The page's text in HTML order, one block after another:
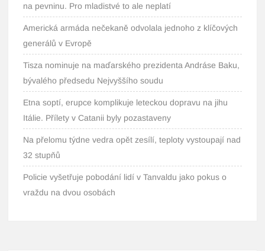
na pevninu. Pro mladistvé to ale neplatí
Americká armáda nečekaně odvolala jednoho z klíčových
generálů v Evropě
Tisza nominuje na maďarského prezidenta Andráse Baku,
bývalého předsedu Nejvyššího soudu
Etna soptí, erupce komplikuje leteckou dopravu na jihu
Itálie. Přílety v Catanii byly pozastaveny
Na přelomu týdne vedra opět zesílí, teploty vystoupají nad
32 stupňů
Policie vyšetřuje pobodání lidí v Tanvaldu jako pokus o
vraždu na dvou osobách